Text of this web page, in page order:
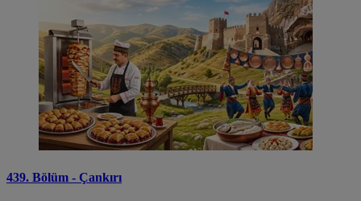
439. Bölüm - Çankırı